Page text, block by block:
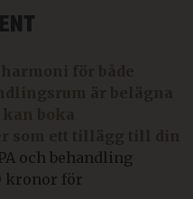
för både
är belägna
kan boka
som ett tillägg till din
och behandling
kronor för